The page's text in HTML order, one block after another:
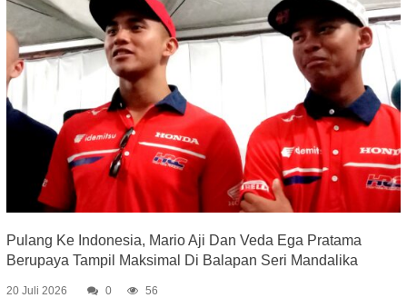
Pulang Ke Indonesia, Mario Aji Dan Veda Ega Pratama
Berupaya Tampil Maksimal Di Balapan Seri Mandalika
20 Juli 2026 0 56